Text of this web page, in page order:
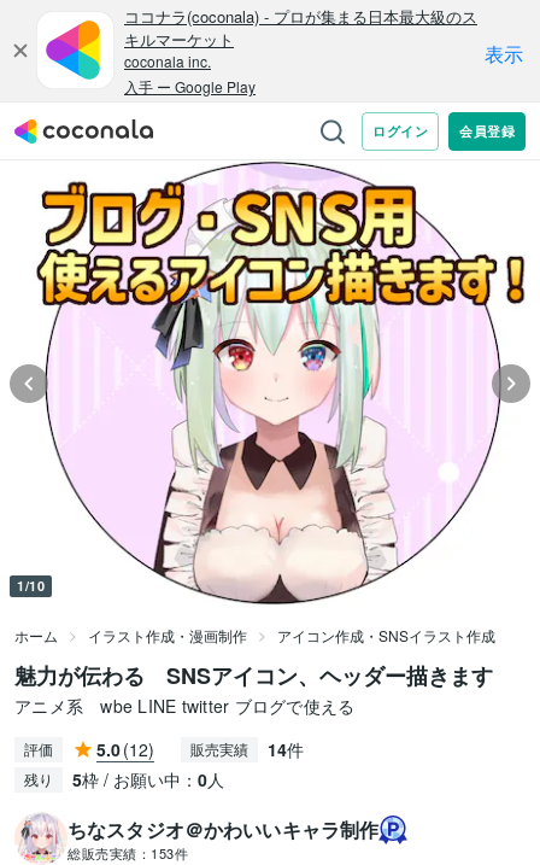
1/10
ホーム イラスト作成・漫画制作 アイコン作成・SNSイラスト作成
魅力が伝わる SNSアイコン、ヘッダー描きます
アニメ系 wbe LINE twitter ブログで使える
評価 5.0(12) 販売実績 14件
残り 5枠 / お願い中： 0人
ちなスタジオ＠かわいいキャラ制作
総販売実績： 153件